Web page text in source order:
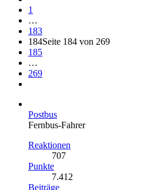
1
…
183
184Seite 184 von 269
185
…
269
Postbus
Fernbus-Fahrer
Reaktionen
707
Punkte
7.412
Beiträge